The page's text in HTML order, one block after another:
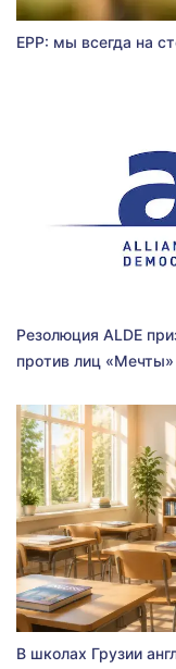
EPP: мы всегда на
Резолюция ALDE
против лиц «Мечты»
В школах Грузии